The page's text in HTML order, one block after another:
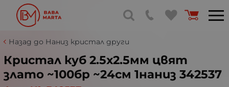
Назад до Наниз кристал други
Кристал куб 2.5х2.5мм цвят
злато ~100бр ~24см 1наниз 342537